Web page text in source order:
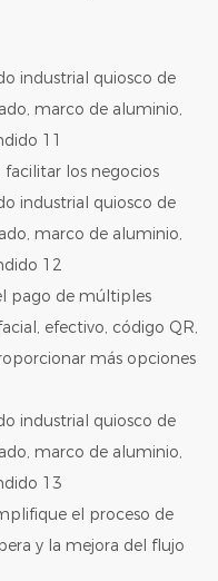
los negocios
pago de múltiples
efectivo, código QR,
más opciones
el proceso de
y la mejora del flujo